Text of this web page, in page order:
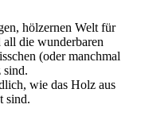
hölzernen Welt für
die wunderbaren
(oder manchmal
sind.
wie das Holz aus
sind.